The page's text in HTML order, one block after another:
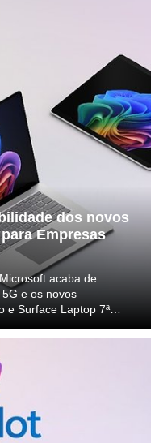
dos novos
Empresas
acaba de
e os novos
e Surface Laptop 7ª